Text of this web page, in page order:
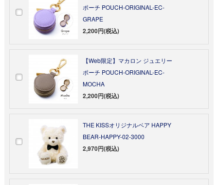
ポーチ POUCH-ORIGINAL-EC-
GRAPE
2,200円(税込)
【Web限定】マカロン ジュエリー
ポーチ POUCH-ORIGINAL-EC-
MOCHA
2,200円(税込)
THE KISSオリジナルベア HAPPY
BEAR-HAPPY-02-3000
2,970円(税込)